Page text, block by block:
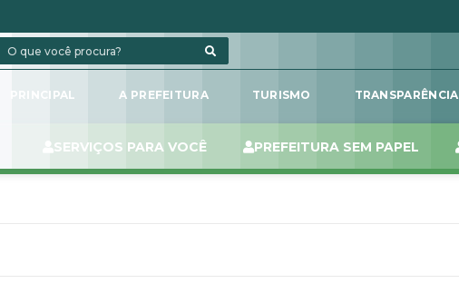
PRINCIPAL A PREFEITURA TURISMO TRANSPARÊNCIA
SERVIÇOS PARA VOCÊ PREFEITURA SEM PAPEL